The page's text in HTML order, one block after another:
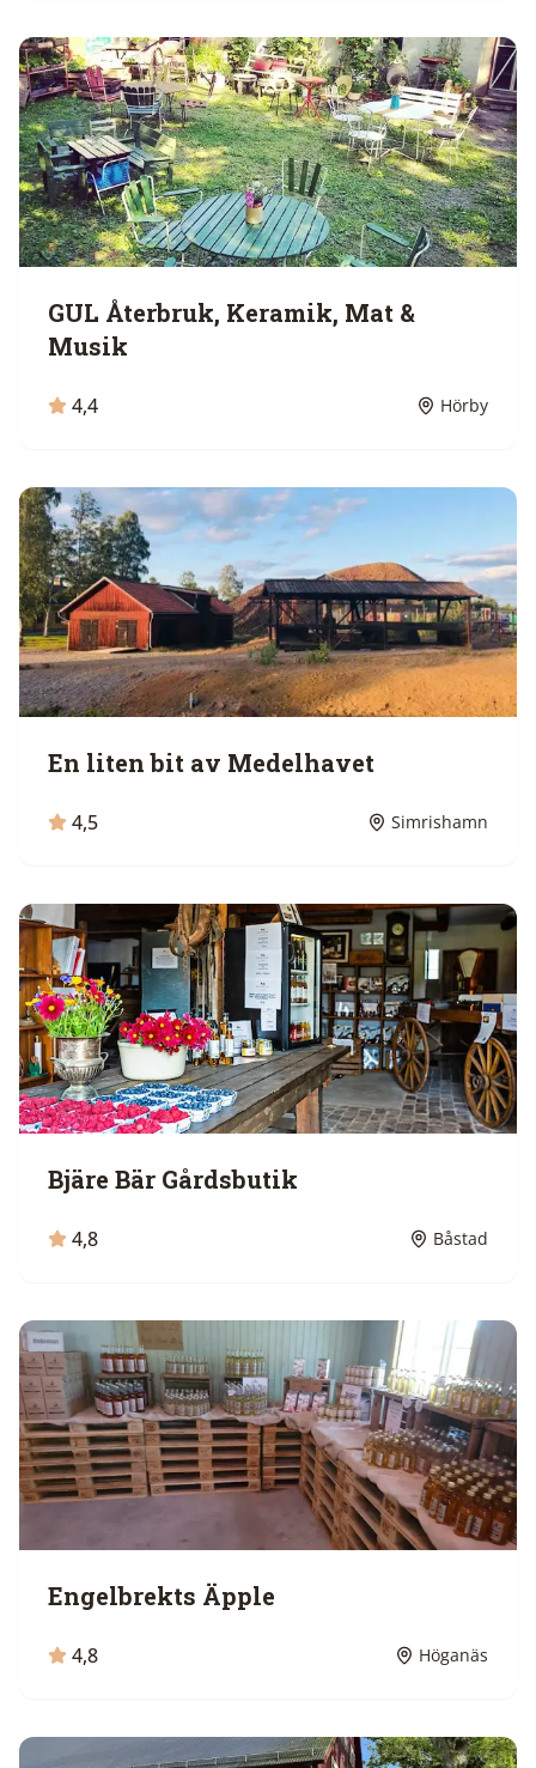
GUL Återbruk, Keramik, Mat &
Musik
4,4 Hörby
En liten bit av Medelhavet
4,5 Simrishamn
Bjäre Bär Gårdsbutik
4,8 Båstad
Engelbrekts Äpple
4,8 Höganäs